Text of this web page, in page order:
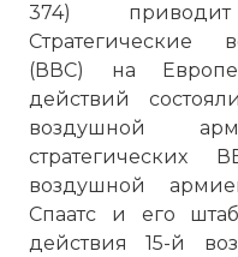
374)
Стратегические
(ВВС) на
действий
воздушной
воздушной
Спаатс и его
действия 15-й